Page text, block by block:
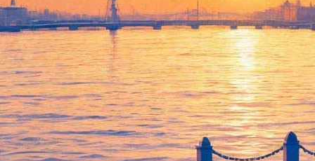
На Южной дороге накормят
«сладким джазом»
13 июня 2019, четверг,20.00
Версия для печати